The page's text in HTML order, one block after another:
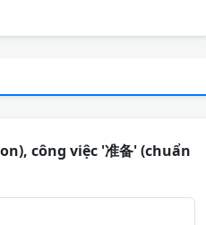
công việc '准备' (chuẩn